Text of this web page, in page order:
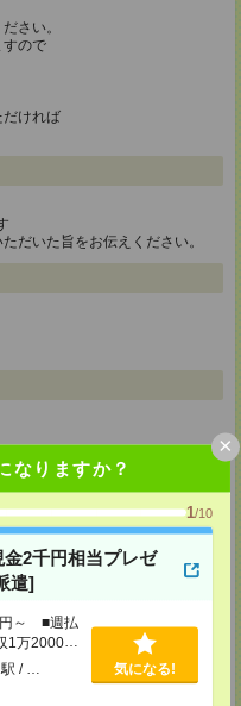
なりますか？
1/10
2千円相当プレゼ
遣]
円～ ■週払
万2000円
/ … 気になる!
×
さい。
すので
だければ
だいた旨をお伝えください。
17F
ビル 8F